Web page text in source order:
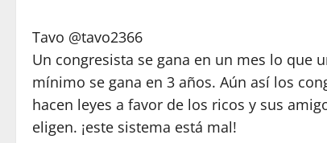
Tavo @tavo2366
Un congresista se gana en un mes lo que
mínimo se gana en 3 años. Aún así los
hacen leyes a favor de los ricos y sus
eligen. ¡este sistema está mal!